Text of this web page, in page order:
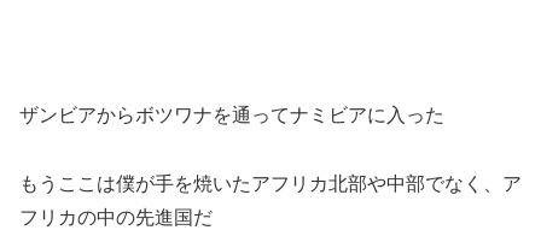
ザンビアからボツワナを通ってナミビアに入った
もうここは僕が手を焼いたアフリカ北部や中部でなく、ア
フリカの中の先進国だ